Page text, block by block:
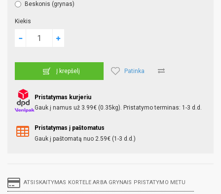
Beskonis (grynas)
Kiekis
Į krepšelį Patinka
Pristatymas kurjeriu
Gauk į namus už 3.99€ (0.35kg). Pristatymo terminas: 1-3 d.d.
Pristatymas į paštomatus
Gauk į paštomatą nuo 2.59€ (1-3 d.d.)
ATSISKAITYMAS KORTELE ARBA GRYNAIS PRISTATYMO METU